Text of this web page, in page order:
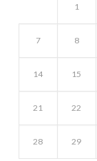
1
7 8
14 15
21 22
28 29